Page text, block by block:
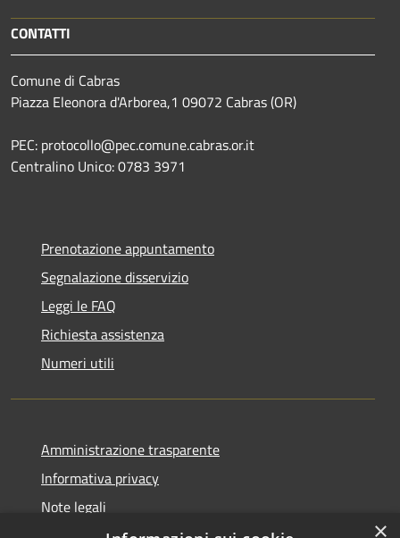
CONTATTI
Comune di Cabras
Piazza Eleonora d'Arborea,1 09072 Cabras (OR)
PEC: protocollo@pec.comune.cabras.or.it
Centralino Unico: 0783 3971
Prenotazione appuntamento
Segnalazione disservizio
Leggi le FAQ
Richiesta assistenza
Numeri utili
Amministrazione trasparente
Informativa privacy
Note legali
×